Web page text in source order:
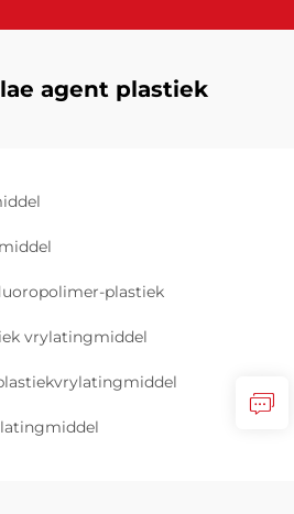
agent plastiek
plastiek
vrylatingmiddel